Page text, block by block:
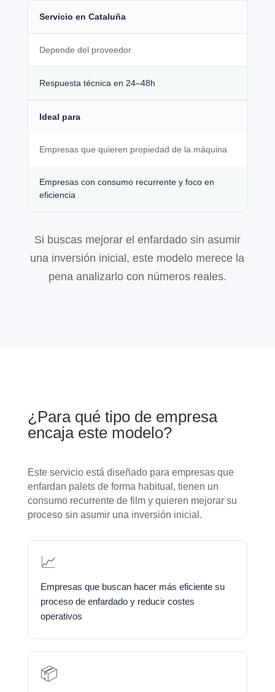
Servicio en Cataluña
Depende del proveedor
Respuesta técnica en 24–48h
Ideal para
Empresas que quieren propiedad de la máquina
Empresas con consumo recurrente y foco en
eficiencia
Si buscas mejorar el enfardado sin asumir
una inversión inicial, este modelo merece la
pena analizarlo con números reales.
¿Para qué tipo de empresa
encaja este modelo?
Este servicio está diseñado para empresas que
enfardan palets de forma habitual, tienen un
consumo recurrente de film y quieren mejorar su
proceso sin asumir una inversión inicial.
📈
Empresas que buscan hacer más eficiente su
proceso de enfardado y reducir costes
operativos
📦